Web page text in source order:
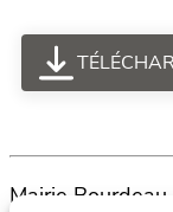
Mairie